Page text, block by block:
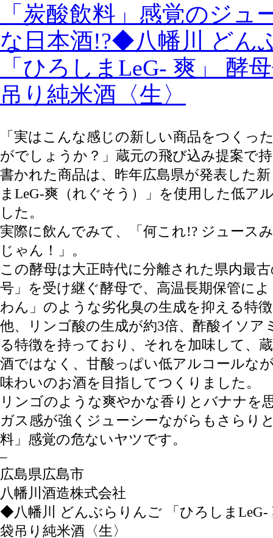
「炭酸飲料」感覚のジュ
な日本酒!?◆八幡川 どん
「ひろしまLeG- 爽」 酵
吊り純米酒〈生〉
「実はこんな感じの新しい商品をつくっ
がでしょうか？」蔵元の飛び込み提案で
書かれた商品は、昨年広島県が発表した
まLeG-爽（れぐそう）」を使用した低ア
した。
実際に飲んでみて、「何これ!? ジュース
じゃん！」。
この酵母は大正時代に分離された県内最
号」を受け継ぐ酵母で、高温長期保管に
わん」のような劣化臭の生成を抑える特
他、リンゴ酸の生成が約3倍、酢酸イソア
る特徴を持っており、それを加味して、
酒ではなく、甘酸っぱい低アルコールな
味わいのお酒を目指してつくりました。
リンゴのような爽やかな香りとバナナを
ガス感が強くジューシーながらもさらり
料」感覚の危ないヤツです。
–
広島県広島市
八幡川酒造株式会社
◆八幡川 どんぶらりんご 「ひろしまLeG-
袋吊り純米酒〈生〉